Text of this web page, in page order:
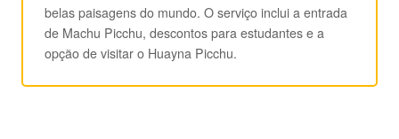
belas paisagens do mundo. O serviço inclui a entrada
de Machu Picchu, descontos para estudantes e a
opção de visitar o Huayna Picchu.